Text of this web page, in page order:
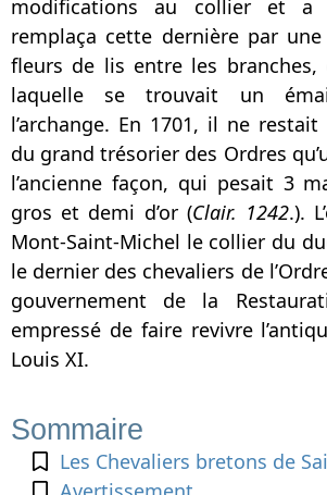
modifications au collier et
remplaça cette dernière par
fleurs de lis entre les
laquelle se trouvait un
l’archange. En 1701, il ne
du grand trésorier des Ordres
l’ancienne façon, qui pesait 3
gros et demi d’or (Clair. 1242.).
Mont-Saint-Michel le collier du
le dernier des chevaliers de
gouvernement de la
empressé de faire revivre
Louis XI.
Sommaire
Les Chevaliers bretons de